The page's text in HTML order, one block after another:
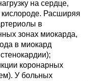
на сердце,
Расширяя
в
зонах миокарда,
в миокард
коронарных
У больных